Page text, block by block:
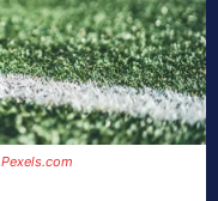
Pexels.com